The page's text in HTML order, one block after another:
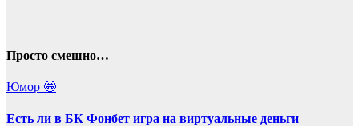
Просто смешно…
Юмор 🤩
Есть ли в БК Фонбет игра на виртуальные деньги